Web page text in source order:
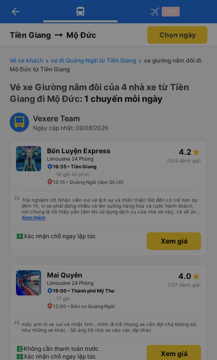
Tải app Vexere ngay!
Nhận ưu đãi thành viên độc
Mở app
Tải app Vexere
-30k/ghế khi đặt vé máy bay qua
Mở app
arrow_back -30k
Tiền Giang Mộ Đức Chọn ngày
Vé xe khách xe đi Quảng Ngãi từ Tiền Giang
xe giường nằm đôi đi
Mộ Đức từ Tiền Giang
Vé xe Giường nằm đôi của 4 nhà xe từ Tiền
Giang đi Mộ Đức: 1 chuyến mỗi ngày
Vexere Team
Ngày cập nhật: 09/08/2026
Bốn Luyện Express
Limousine 24 Phòng
4.2
(554 đánh giá)
19:35 • Tiền Giang
16 giờ 40 phút
12:15 • Quảng Ngãi (dọc QL1A)
Trải nghiệm tốt Nhân viên vui vẻ lịch sự và thân thiện Giờ đến có trễ hơn dự
định 1h, vì xe phải dừng nhiều và lên xuống hàng hóa và rước hành khách,
nói chung là tối thấy yên tâm khi sử dụng dịch vụ của nhà xe này, và sẽ ủng
hộ và giới thiệu cho người thân sử dụng dịch vụ của nhà xe này
Xem thêm
Xác nhận chỗ ngay lập tức
Xem giá
Mai Quyên
Limousine 24 Phòng
4.0
(137 đánh giá)
19:00 • Thành phố Mỹ Tho
17 giờ
12:00 • Bến xe Quảng Ngãi
mấy anh lơ xe vui vẻ nhiệt tình , mình đi trễ nhưng xe vẫn đợi chứ không bỏ
như những xe khác . Sẽ ủng hộ nhà xe vào các dịp khác
Không cần thanh toán trước
Xác nhận chỗ ngay lập tức
Xem giá